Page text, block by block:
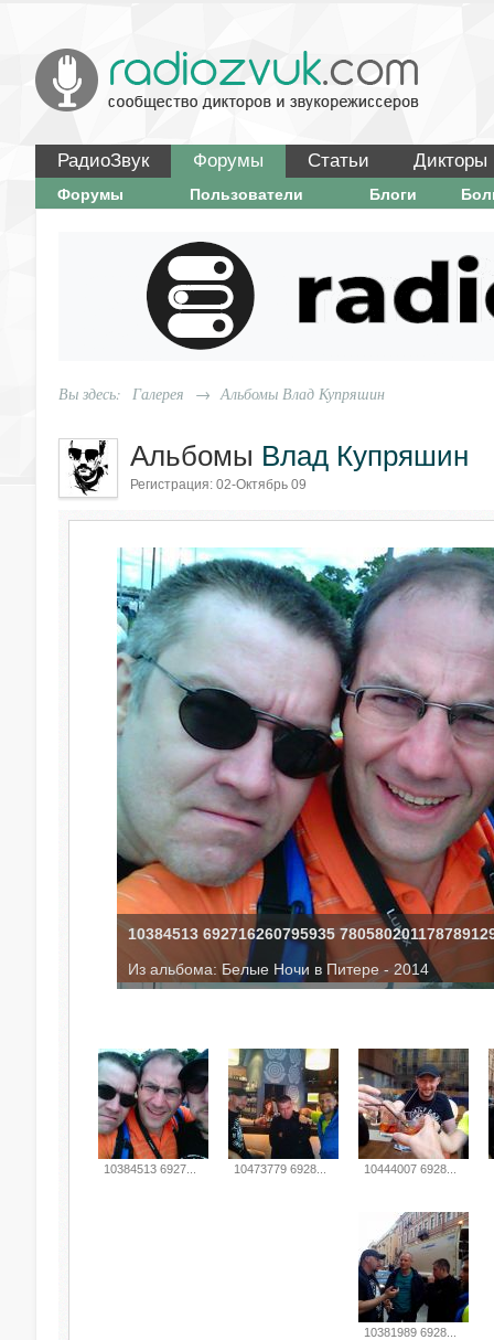
РадиоЗвук Форумы Статьи Дикторы
Форумы Пользователи Блоги
Вы здесь: Галерея → Альбомы Влад Купряшин
Альбомы Влад Купряшин
Регистрация: 02-Октябрь 09
10384513 692716260795935
Из альбома: Белые Ночи в Питере - 2014
10384513 6927... 10473779 6928... 10444007 6928...
10381989 6928...